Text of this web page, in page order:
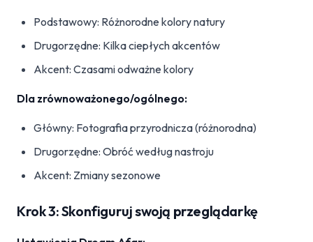
Podstawowy: Różnorodne kolory natury
Drugorzędne: Kilka ciepłych akcentów
Akcent: Czasami odważne kolory
Dla zrównoważonego/ogólnego:
Główny: Fotografia przyrodnicza (różnorodna)
Drugorzędne: Obróć według nastroju
Akcent: Zmiany sezonowe
Krok 3: Skonfiguruj swoją przeglądarkę